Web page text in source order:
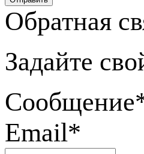
Обратная
Задайте
Сообщение
Email*